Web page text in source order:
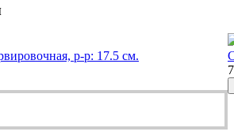
р-р: 17.5 см.